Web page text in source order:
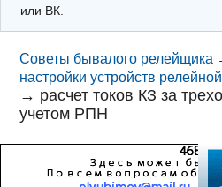
или ВК.
Советы бывалого релейщика
настройки устройств
→ расчет токов КЗ за
учетом РПН